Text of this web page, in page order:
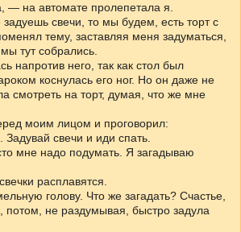
— на автомате пролепетала я.
свечи, то мы будем, есть торт с
тему, заставляя меня задуматься,
тут собрались.
напротив него, так как стол был
коснулась его ног. Но он даже не
смотреть на торт, думая, что же мне
моим лицом и проговорил:
свечи и иди спать.
мне надо подумать. Я загадываю
расплавятся.
голову. Что же загадать? Счастье,
потом, не раздумывая, быстро задула